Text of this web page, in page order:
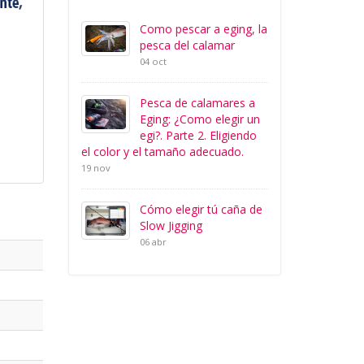
Como pescar a eging, la
pesca del calamar
04 oct
Pesca de calamares a
Eging: ¿Como elegir un
egi?. Parte 2. Eligiendo
el color y el tamaño adecuado.
19 nov
Cómo elegir tú caña de
Slow Jigging
06 abr